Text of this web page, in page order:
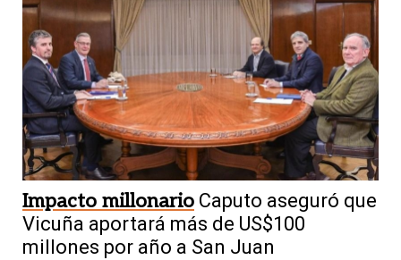
Impacto millonario Caputo aseguró que
Vicuña aportará más de US$100
millones por año a San Juan